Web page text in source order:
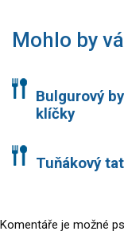
Mohlo by
Bulgurový
klíčky
Tuňákový
Komentáře je možné